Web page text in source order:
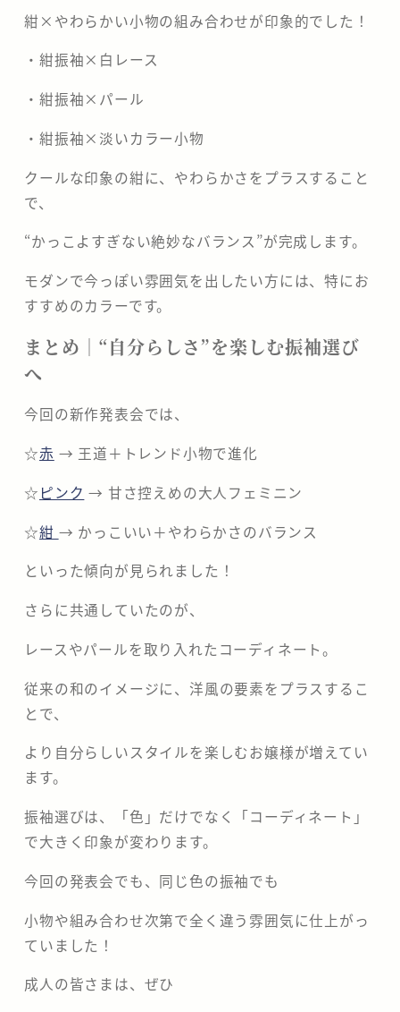
紺×やわらかい小物の組み合わせが印象的でした！
・紺振袖×白レース
・紺振袖×パール
・紺振袖×淡いカラー小物
クールな印象の紺に、やわらかさをプラスすること
で、
“かっこよすぎない絶妙なバランス”が完成します。
モダンで今っぽい雰囲気を出したい方には、特にお
すすめのカラーです。
まとめ｜“自分らしさ”を楽しむ振袖選び
へ
今回の新作発表会では、
☆赤 → 王道＋トレンド小物で進化
☆ ピンク → 甘さ控えめの大人フェミニン
☆紺 → かっこいい＋やわらかさのバランス
といった傾向が見られました！
さらに共通していたのが、
レースやパールを取り入れたコーディネート。
従来の和のイメージに、洋風の要素をプラスするこ
とで、
より自分らしいスタイルを楽しむお嬢様が増えてい
ます。
振袖選びは、「色」だけでなく「コーディネート」
で大きく印象が変わります。
今回の発表会でも、同じ色の振袖でも
小物や組み合わせ次第で全く違う雰囲気に仕上がっ
ていました！
成人の皆さまは、ぜひ